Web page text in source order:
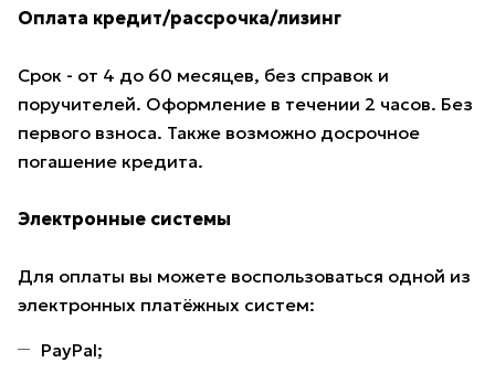
Оплата кредит/рассрочка/лизинг
Срок - от 4 до 60 месяцев, без справок и
поручителей. Оформление в течении 2 часов. Без
первого взноса. Также возможно досрочное
погашение кредита.
Электронные системы
Для оплаты вы можете воспользоваться одной из
электронных платёжных систем:
PayPal;